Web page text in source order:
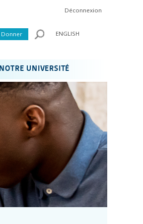
Déconnexion
Donner ENGLISH
NOTRE UNIVERSITÉ